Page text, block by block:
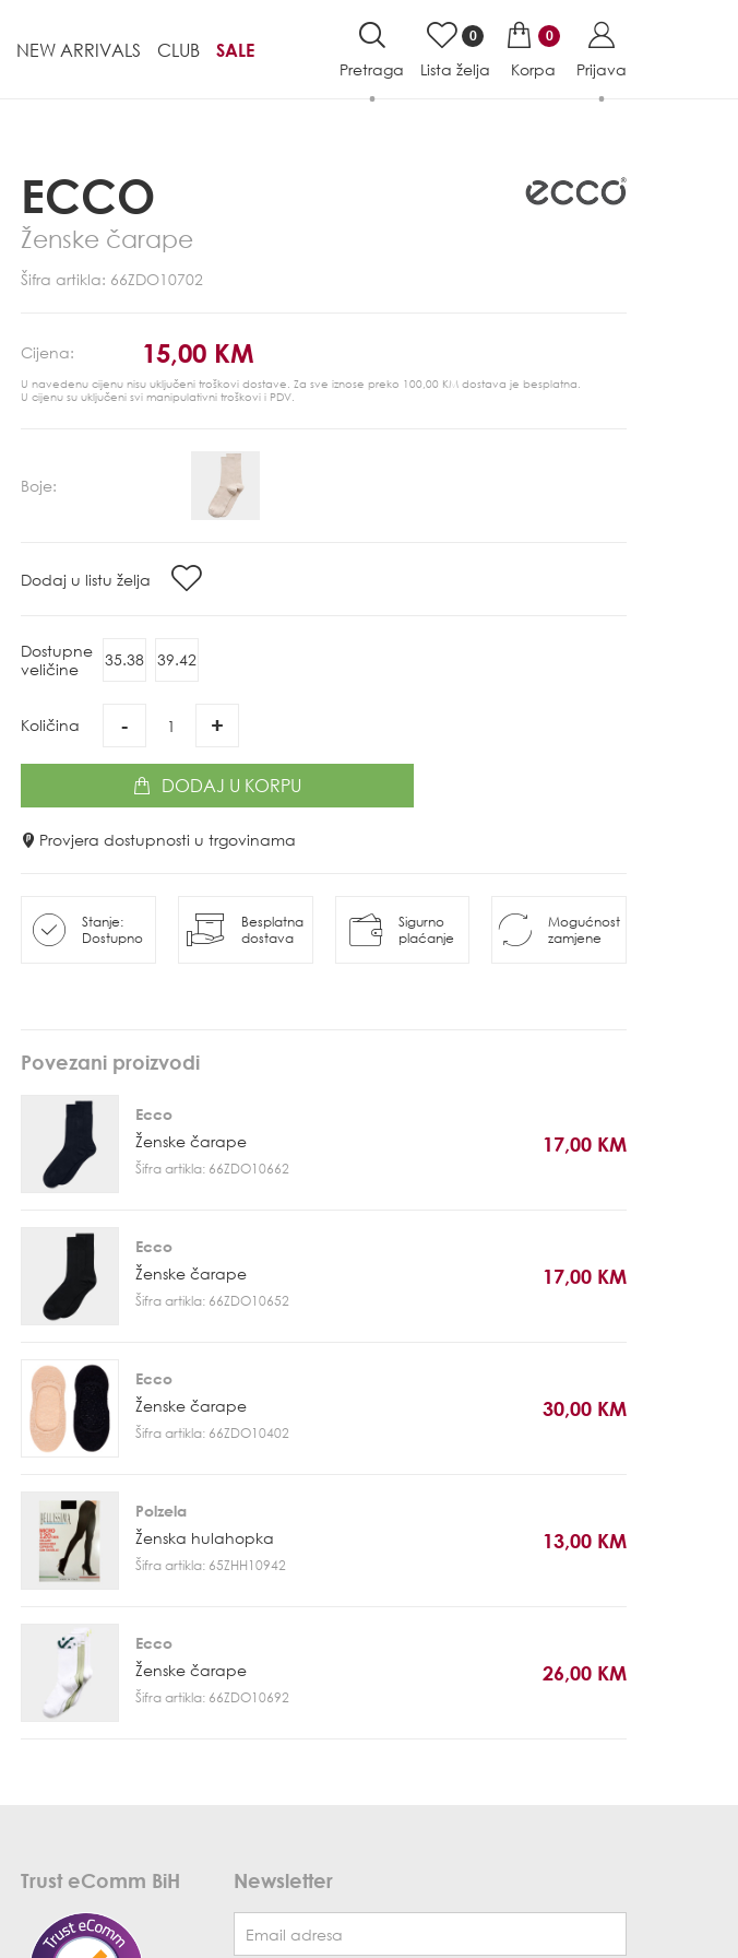
NEW ARRIVALS CLUB SALE
Pretraga
0
Lista želja
0
Korpa Prijava
ECCO
Ženske čarape
Šifra artikla: 66ZDO10702
Cijena: 15,00 KM
U navedenu cijenu nisu uključeni troškovi dostave. Za sve iznose preko 100,00 KM dostava je besplatna.
U cijenu su uključeni svi manipulativni troškovi i PDV.
Boje:
Dodaj u listu želja
Dostupne
veličine
35.38 39.42
Količina - +
DODAJ U KORPU
Provjera dostupnosti u trgovinama
Stanje:
Dostupno
Besplatna
dostava
Sigurno
plaćanje
Mogućnost
zamjene
Povezani proizvodi
Ecco
Ženske čarape
Šifra artikla: 66ZDO10662
17,00 KM
Ecco
Ženske čarape
Šifra artikla: 66ZDO10652
17,00 KM
Ecco
Ženske čarape
Šifra artikla: 66ZDO10402
30,00 KM
Polzela
Ženska hulahopka
Šifra artikla: 65ZHH10942
13,00 KM
Ecco
Ženske čarape
Šifra artikla: 66ZDO10692
26,00 KM
Trust eComm BiH Newsletter